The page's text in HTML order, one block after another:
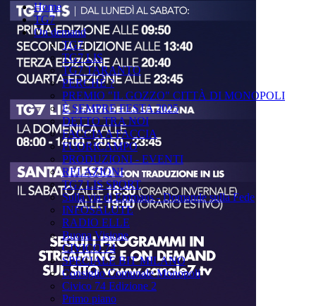
Home
TG7
On demand
TG7
TG7 LIS
TG7 TARANTO
PERCHÉ ?
PREMIO "IL GOZZO" CITTÀ DI MONOPOLI
È SEMPRE FESTA 2025
DETTO TRA NOI
FACCIA A FACCIA
FUORICAMPO
PRODUZIONI - EVENTI
RELAZIONI
TG7 LIS SPORT
Sulla via di Emmaus - Domande sulla Fede
INFOSALUTE
RADIO ELLE
Buona Visione
CIVICO 74
SPECIALE BIT MILANO
Consiglio Comunale Monopoli
Civico 74 Edizione 2
Primo piano